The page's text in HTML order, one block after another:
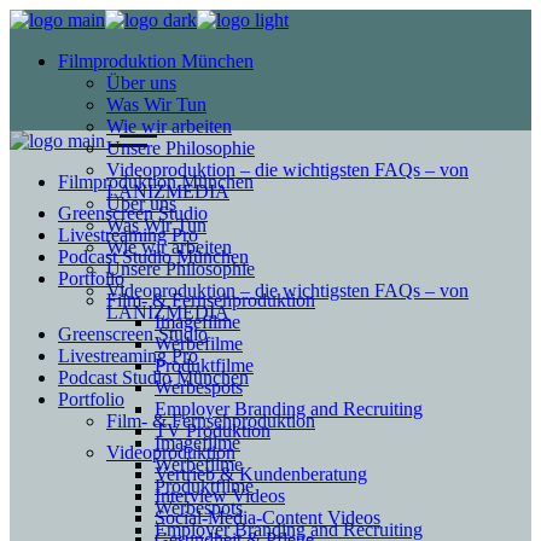
Filmproduktion München
Über uns
Was Wir Tun
Wie wir arbeiten
Unsere Philosophie
Videoproduktion – die wichtigsten FAQs – von
LANIZMEDIA
Greenscreen Studio
Livestreaming Pro
Podcast Studio München
Portfolio
Film- & Fernsehproduktion
Imagefilme
Werbefilme
Produktfilme
Werbespots
Employer Branding and Recruiting
TV Produktion
Videoproduktion
Vertrieb & Kundenberatung
Interview Videos
Social-Media-Content Videos
Filmproduktion München
Über uns
Was Wir Tun
Wie wir arbeiten
Unsere Philosophie
Videoproduktion – die wichtigsten FAQs – von
LANIZMEDIA
Greenscreen Studio
Livestreaming Pro
Podcast Studio München
Portfolio
Film- & Fernsehproduktion
Imagefilme
Werbefilme
Produktfilme
Werbespots
Employer Branding and Recruiting